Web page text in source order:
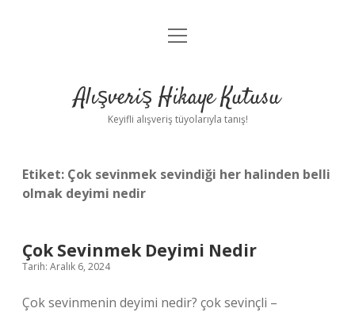
Anasayfa
Yasal Uyarı
menüyü
Alışveriş Hikaye Kutusu
Keyifli alışveriş tüyolarıyla tanış!
Etiket: Çok sevinmek sevindiği her halinden belli
olmak deyimi nedir
Çok Sevinmek Deyimi Nedir
Tarih: Aralık 6, 2024
Çok sevinmenin deyimi nedir? çok sevinçli –